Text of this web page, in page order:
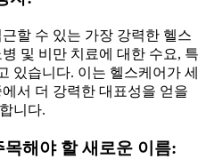
할 수 있는 가장 강력한 헬스
및 비만 치료에 대한 수요, 특
있습니다. 이는 헬스케어가 세
서 더 강력한 대표성을 얻을
니다.
해야 할 새로운 이름: